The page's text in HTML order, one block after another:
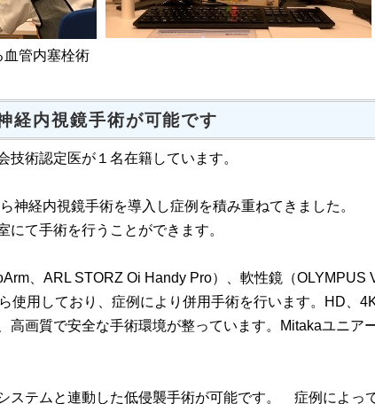
血管内塞栓術
経内視鏡手術が可能です
術認定医が１名在籍しています。
経内視鏡手術を導入し症例を積み重ねてきました。
にて手術を行うことができます。
、ARL STORZ Oi Handy Pro）、軟性鏡（OLYMPUS
使用しており、症例により併用手術を行います。HD、
高画質で安全な手術環境が整っています。Mitakaユニア
テムと連動した低侵襲手術が可能です。 症例によっ